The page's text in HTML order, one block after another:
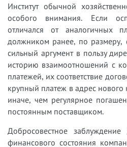
Институт обычной
особого внимания. Если
отличался от аналогичных
должником ранее, по размеру,
сильный аргумент в пользу
историю взаимоотношений с
платежей, их соответствие
крупный платеж в адрес нового
иначе, чем регулярное
постоянным поставщиком.
Добросовестное заблуждение
финансового состояния